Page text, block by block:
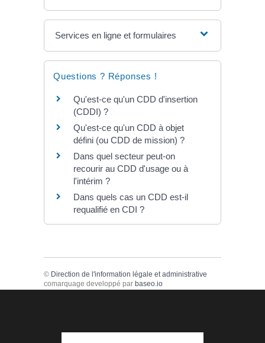
Services en ligne et formulaires
Questions ? Réponses !
Qu'est-ce qu'un CDD d'insertion
(CDDI) ?
Qu'est-ce qu'un CDD à objet
défini (ou CDD de mission) ?
Dans quel secteur peut-on
recourir au CDD d'usage ou à
l'intérim ?
Dans quels cas un CDD est-il
requalifié en CDI ?
© Direction de l'information légale et administrative
comarquage developpé par baseo.io